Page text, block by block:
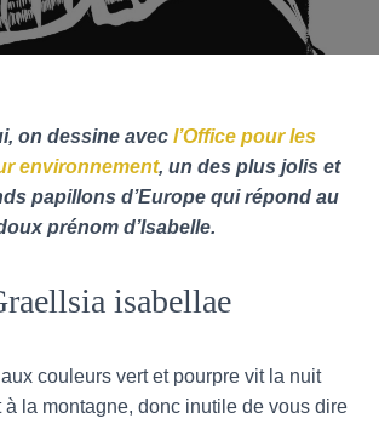
N
V
on dessine avec l’Office pour les
environnement, un des plus jolis et
papillons d’Europe qui répond au
prénom d’Isabelle.
isabellae
couleurs vert et pourpre vit la nuit
la montagne, donc inutile de vous dire